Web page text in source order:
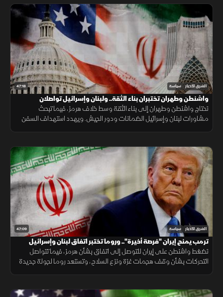
47:18 الشرق للأخبار سياسة
واشنطن وطهران تختبران بناء الثقة.. ولبنان وإسرائيل تواصلان
المشاورات
تحتاج واشنطن وطهران إلى بناء الثقة وسط خلاف هرمز، فيما تبحث
مشاورات لبنان وإسرائيل الضمانات ودور الجيش. ويهدد استهداف السفن
47:09 الشرق للأخبار سياسة
ترمب يمنح إيران "فرصة أخيرة".. وروما تختبر اتفاق لبنان وإسرائيل
تضغط واشنطن على إيران للتوصل إلى اتفاق بشأن هرمز، فيما تتواصل
التحركات بشأن وقف هجمات غزة ونزع السلاح، وتستعد روما لجولة جديدة